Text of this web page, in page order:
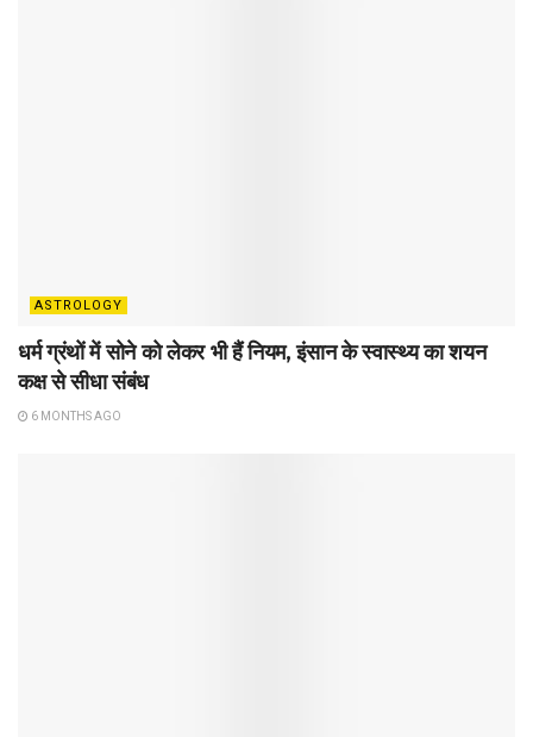
ASTROLOGY
धर्म ग्रंथों में सोने को लेकर भी हैं नियम, इंसान के स्वास्थ्य का शयन
कक्ष से सीधा संबंध
6 MONTHS AGO